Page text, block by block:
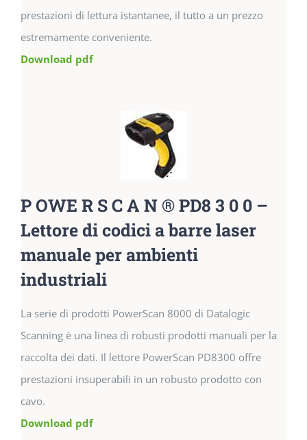
prestazioni di lettura istantanee, il tutto a un prezzo
estremamente conveniente.
Download pdf
P OWE R S C A N ® PD8 3 0 0 –
Lettore di codici a barre laser
manuale per ambienti
industriali
La serie di prodotti PowerScan 8000 di Datalogic
Scanning è una linea di robusti prodotti manuali per la
raccolta dei dati. Il lettore PowerScan PD8300 offre
prestazioni insuperabili in un robusto prodotto con
cavo.
Download pdf